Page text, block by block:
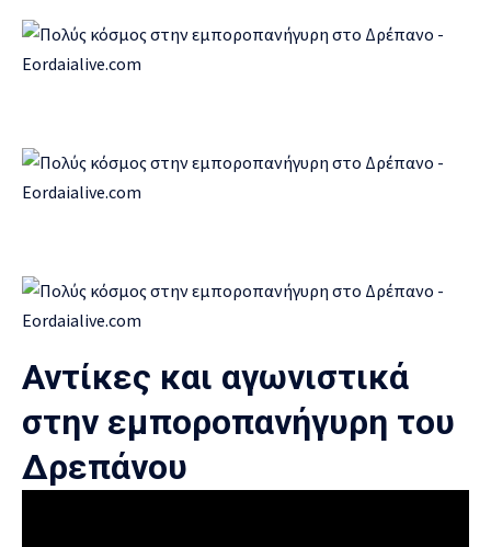
Αντίκες και αγωνιστικά
στην εμποροπανήγυρη του
Δρεπάνου